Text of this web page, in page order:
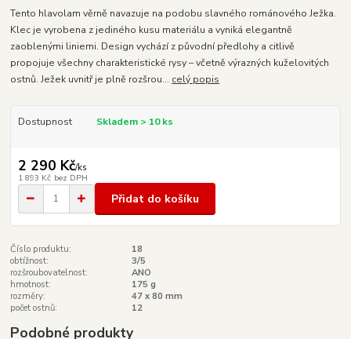
Tento hlavolam věrně navazuje na podobu slavného románového Ježka.
Klec je vyrobena z jediného kusu materiálu a vyniká elegantně
zaoblenými liniemi. Design vychází z původní předlohy a citlivě
propojuje všechny charakteristické rysy – včetně výrazných kuželovitých
ostnů. Ježek uvnitř je plně rozšrou... celý popis
Dostupnost Skladem > 10 ks
2 290 Kč/ks
1 893 Kč bez DPH
Přidat do košíku
Číslo produktu:
18
obtížnost:
3/5
rozšroubovatelnost:
ANO
hmotnost:
175 g
rozměry:
47 x 80 mm
počet ostnů:
12
Podobné produkty